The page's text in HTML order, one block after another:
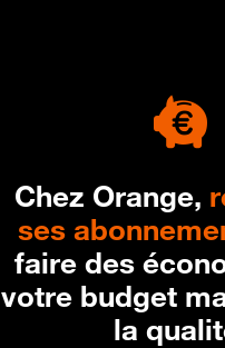
Chez Orange,
ses
faire des
votre budget
la